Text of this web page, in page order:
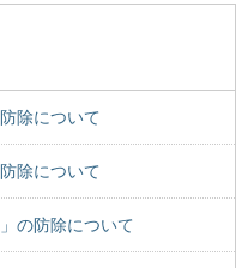
除について
除について
の防除について